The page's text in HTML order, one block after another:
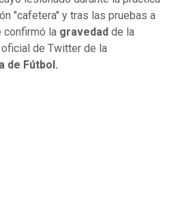
"cafetera" y tras las pruebas a
confirmó la gravedad de la
de Twitter de la
de Fútbol.